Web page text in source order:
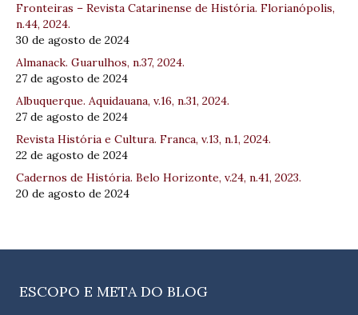
Fronteiras – Revista Catarinense de História. Florianópolis,
n.44, 2024.
30 de agosto de 2024
Almanack. Guarulhos, n.37, 2024.
27 de agosto de 2024
Albuquerque. Aquidauana, v.16, n.31, 2024.
27 de agosto de 2024
Revista História e Cultura. Franca, v.13, n.1, 2024.
22 de agosto de 2024
Cadernos de História. Belo Horizonte, v.24, n.41, 2023.
20 de agosto de 2024
ESCOPO E META DO BLOG